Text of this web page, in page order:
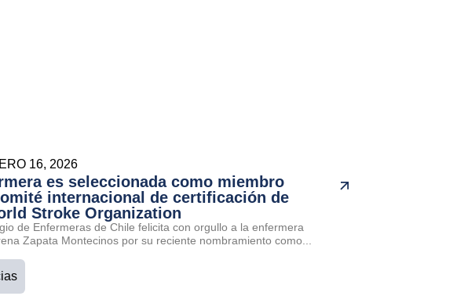
16, 2026
es seleccionada como miembro
internacional de certificación de
Stroke Organization
de Enfermeras de Chile felicita con orgullo a la enfermera
Zapata Montecinos por su reciente nombramiento como...